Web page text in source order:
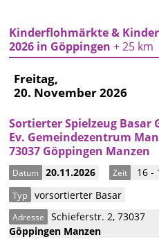
Kinderflohmärkte &
2026 in Göppingen+ 25 km
Freitag,
20. November 2026
Sortierter Spielzeug Basar
Ev. Gemeindezentrum
73037 Göppingen Manzen
Datum 20.11.2026 Zeit 16 -
Typ vorsortierter Basar
Adresse Schieferstr. 2,73037
Göppingen Manzen